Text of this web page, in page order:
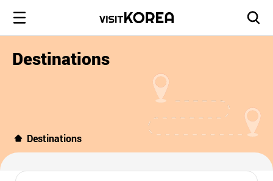
Destinations
Destinations